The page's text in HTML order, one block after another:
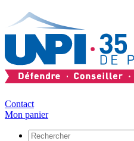
Contact
Mon panier